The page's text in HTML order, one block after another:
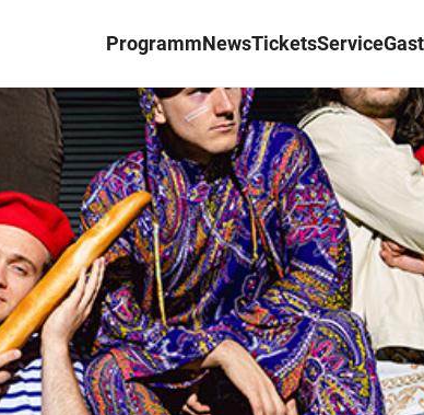
ProgrammNewsTicketsService
Suche